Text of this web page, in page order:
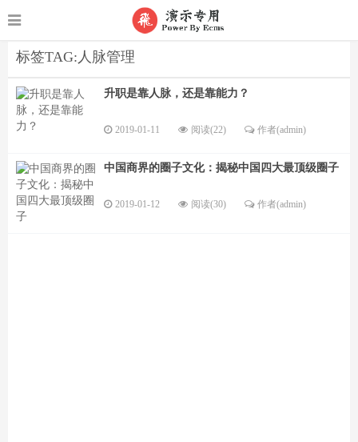
标签TAG:人脉管理
升职是靠人脉，还是靠能力？
2019-01-11 阅读(22) 作者(admin)
中国商界的圈子文化：揭秘中国四大最顶级圈子
2019-01-12 阅读(30) 作者(admin)